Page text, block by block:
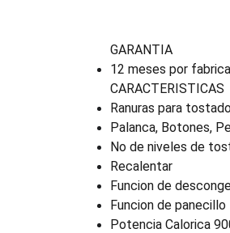
GARANTIA
12 meses por fabrica
CARACTERISTICAS
Ranuras para
Palanca, Botones,
No de niveles de
Recalentar
Funcion de
Funcion de panecillo
Potencia Calorica